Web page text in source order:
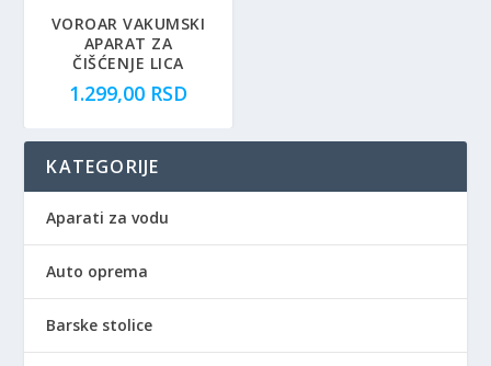
VOROAR VAKUMSKI
APARAT ZA
ČIŠĆENJE LICA
1.299,00 RSD
KATEGORIJE
Aparati za vodu
Auto oprema
Barske stolice